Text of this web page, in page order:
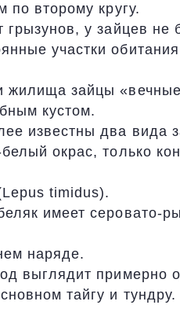
по второму кругу.
грызунов, у зайцев
участки
жилища зайцы
кустом.
известны два вида
белый окрас, только
timidus).
имеет серовато-
наряде.
выглядит примерно
тайгу и тундру.